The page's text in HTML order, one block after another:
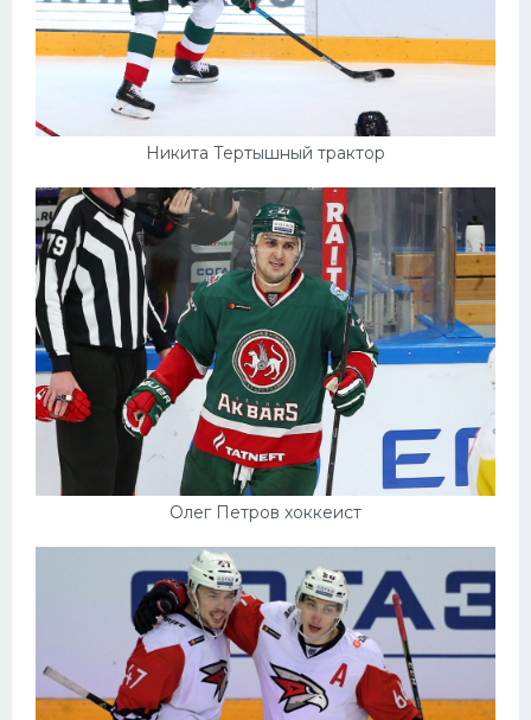
Никита Тертышный трактор
Олег Петров хоккеист